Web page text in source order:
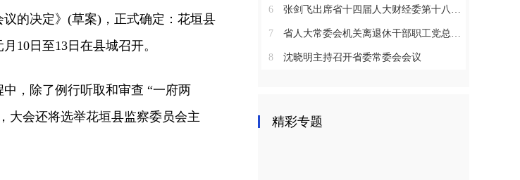
的决定》(草案)，正式确定：花垣县
10日至13日在县城召开。
，除了例行听取和审查 “一府两
大会还将选举花垣县监察委员会主
6 张剑飞出席省十四届人大财经委第十八次全体会议
7 省人大常委会机关离退休干部职工党总支召开2025年度总结表彰大会
8 沈晓明主持召开省委常委会会议
精彩专题